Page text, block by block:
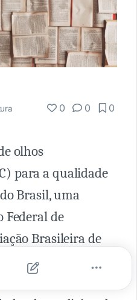
0 0 0
olhos
para a qualidade
Brasil, uma
Federal de
Brasileira de
avaliar e acreditar,